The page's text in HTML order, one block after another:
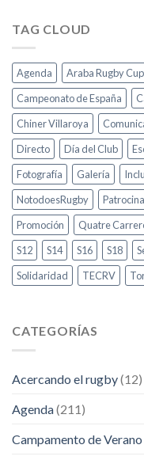
TAG CLOUD
Agenda Araba Rugby Cup
Campeonato de España
Chiner Villaroya
Directo
Día del Club
Fotografía
Galería
NotodoesRugby
Promoción
Quatre
S12
S14 S16 S18
Solidaridad
TECRV
CATEGORÍAS
Acercando el rugby(12)
Agenda(211)
Campamento de Verano